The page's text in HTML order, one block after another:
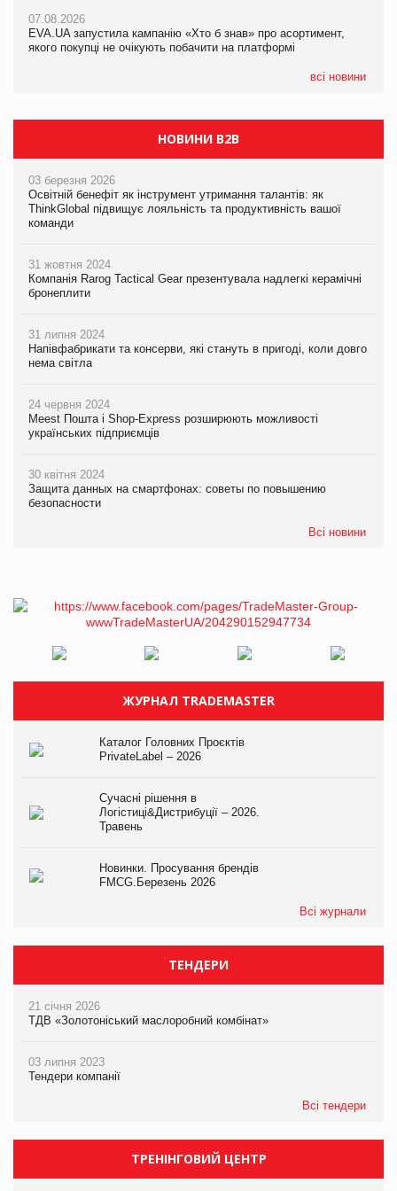
07.08.2026
EVA.UA запустила кампанію «Хто б знав» про асортимент,
якого покупці не очікують побачити на платформі
всі новини
07.08.2026
EVA.UA запустила кампанію «Хто б знав» про асортимент,
якого покупці не очікують побачити на платформі
НОВИНИ B2B
03 березня 2026
Освітній бенефіт як інструмент утримання талантів: як
ThinkGlobal підвищує лояльність та продуктивність вашої
команди
31 жовтня 2024
Компанія Rarog Tactical Gear презентувала надлегкі керамічні
бронеплити
31 липня 2024
Напівфабрикати та консерви, які стануть в пригоді, коли довго
нема світла
24 червня 2024
Meest Пошта і Shop-Express розширюють можливості
українських підприємців
30 квітня 2024
Защита данных на смартфонах: советы по повышению
безопасности
Всі новини
ЖУРНАЛ TRADEMASTER
Каталог Головних Проєктів
PrivateLabel – 2026
Сучасні рішення в
Логістиці&Дистрибуції – 2026.
Травень
Новинки. Просування брендів
FMCG.Березень 2026
Всі журнали
ТЕНДЕРИ
21 січня 2026
ТДВ «Золотоніський маслоробний комбінат»
03 липня 2023
Тендери компанії
Всі тендери
ТРЕНІНГОВИЙ ЦЕНТР